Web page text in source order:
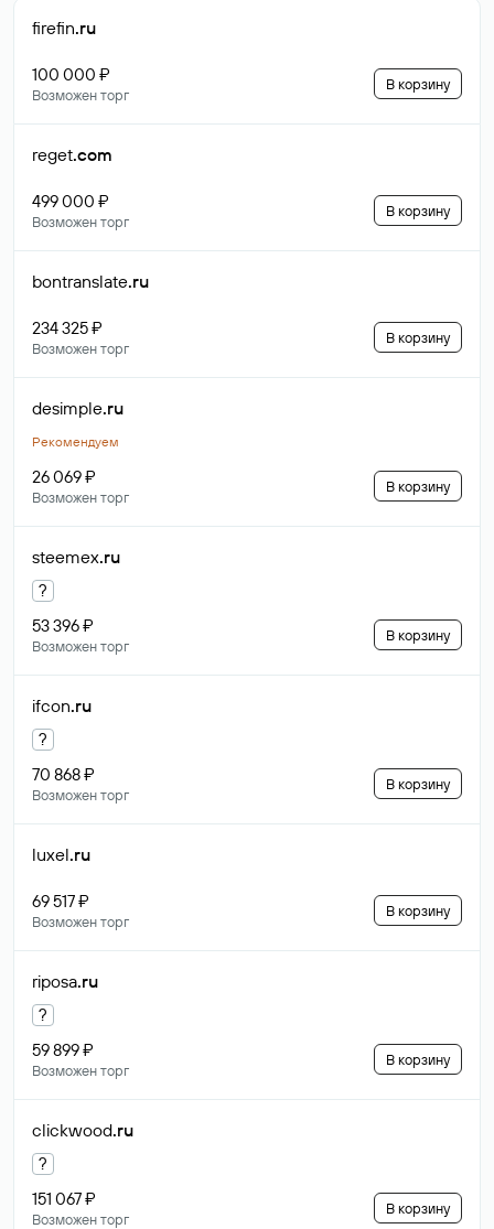
firefin.ru
100 000 ₽
Возможен торг
В корзину
reget.com
499 000 ₽
Возможен торг
В корзину
bontranslate.ru
234 325 ₽
Возможен торг
В корзину
desimple.ru
Рекомендуем
26 069 ₽
Возможен торг
В корзину
steemex.ru
?
53 396 ₽
Возможен торг
В корзину
ifcon.ru
?
70 868 ₽
Возможен торг
В корзину
luxel.ru
69 517 ₽
Возможен торг
В корзину
riposa.ru
?
59 899 ₽
Возможен торг
В корзину
clickwood.ru
?
151 067 ₽
Возможен торг
В корзину